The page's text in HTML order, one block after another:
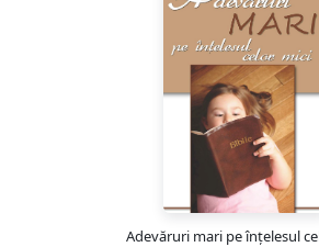
Adevăruri mari pe înțelesul